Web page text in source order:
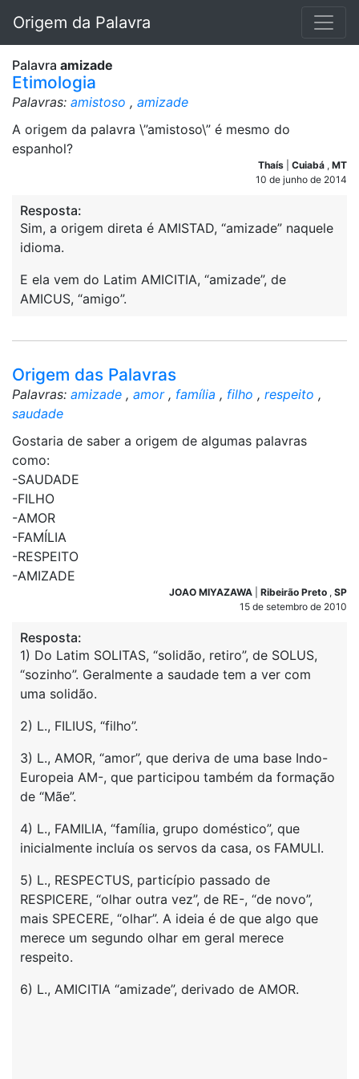
Origem da Palavra
Palavra amizade
Etimologia
Palavras: amistoso , amizade
A origem da palavra \”amistoso\” é mesmo do
espanhol?
Thaís Cuiabá , MT
10 de junho de 2014
Resposta:
Sim, a origem direta é AMISTAD, “amizade” naquele
idioma.
E ela vem do Latim AMICITIA, “amizade”, de
AMICUS, “amigo”.
Origem das Palavras
Palavras: amizade , amor, família , filho , respeito ,
saudade
Gostaria de saber a origem de algumas palavras
como:
-SAUDADE
-FILHO
-AMOR
-FAMÍLIA
-RESPEITO
-AMIZADE
JOAO MIYAZAWA Ribeirão Preto , SP
15 de setembro de 2010
Resposta:
1) Do Latim SOLITAS, “solidão, retiro”, de SOLUS,
“sozinho”. Geralmente a saudade tem a ver com
uma solidão.
2) L., FILIUS, “filho”.
3) L., AMOR, “amor”, que deriva de uma base Indo-
Europeia AM-, que participou também da formação
de “Mãe”.
4) L., FAMILIA, “família, grupo doméstico”, que
inicialmente incluía os servos da casa, os FAMULI.
5) L., RESPECTUS, particípio passado de
RESPICERE, “olhar outra vez”, de RE-, “de novo”,
mais SPECERE, “olhar”. A ideia é de que algo que
merece um segundo olhar em geral merece
respeito.
6) L., AMICITIA “amizade”, derivado de AMOR.